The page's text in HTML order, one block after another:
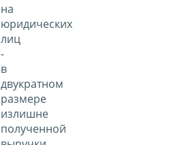
на
юридических
лиц
-
в
двукратном
размере
излишне
полученной